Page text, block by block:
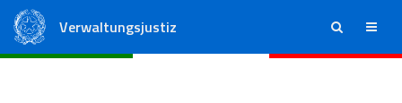
Verwaltungsjustiz ricerca menu